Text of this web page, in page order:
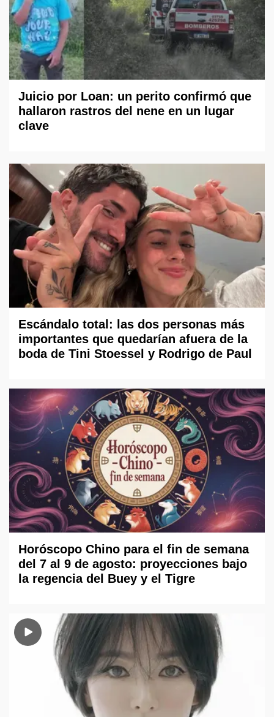
Juicio por Loan: un perito confirmó que
hallaron rastros del nene en un lugar
clave
Escándalo total: las dos personas más
importantes que quedarían afuera de la
boda de Tini Stoessel y Rodrigo de Paul
Horóscopo Chino para el fin de semana
del 7 al 9 de agosto: proyecciones bajo
la regencia del Buey y el Tigre